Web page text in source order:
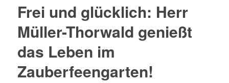
Frei und glücklich: Herr
Müller-Thorwald genießt
das Leben im
Zauberfeengarten!